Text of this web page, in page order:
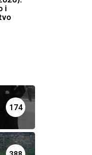
i
174